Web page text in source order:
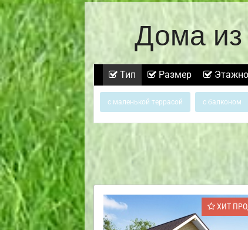
Дома из
Тип Размер
с маленькой террасой с балконом
ХИТ